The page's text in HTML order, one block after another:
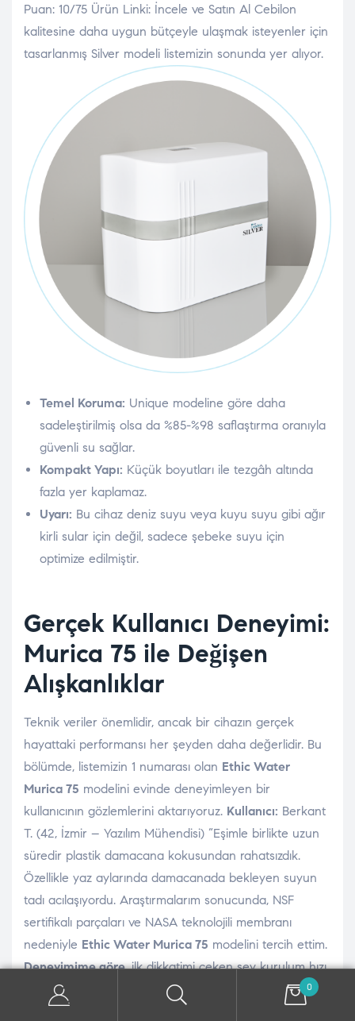
Puan: 10/75 Ürün Linki: İncele ve Satın Al Cebilon
kalitesine daha uygun bütçeyle ulaşmak isteyenler için
tasarlanmış Silver modeli listemizin sonunda yer alıyor.
Temel Koruma: Unique modeline göre daha
sadeleştirilmiş olsa da %85-%98 saflaştırma oranıyla
güvenli su sağlar.
Kompakt Yapı: Küçük boyutları ile tezgâh altında
fazla yer kaplamaz.
Uyarı: Bu cihaz deniz suyu veya kuyu suyu gibi ağır
kirli sular için değil, sadece şebeke suyu için
optimize edilmiştir.
Gerçek Kullanıcı Deneyimi:
Murica 75 ile Değişen
Alışkanlıklar
Teknik veriler önemlidir, ancak bir cihazın gerçek
hayattaki performansı her şeyden daha değerlidir. Bu
bölümde, listemizin 1 numarası olan Ethic Water
Murica 75 modelini evinde deneyimleyen bir
kullanıcının gözlemlerini aktarıyoruz. Kullanıcı: Berkant
T. (42, İzmir – Yazılım Mühendisi) “Eşimle birlikte uzun
süredir plastik damacana kokusundan rahatsızdık.
Özellikle yaz aylarında damacanada bekleyen suyun
tadı acılaşıyordu. Araştırmalarım sonucunda, NSF
sertifikalı parçaları ve NASA teknolojili membranı
nedeniyle Ethic Water Murica 75 modelini tercih ettim.
Deneyimime göre, ilk dikkatimi çeken şey kurulum hızı
ve servis profesyonelliğiydi. Cihaz kurulduktan sonra
0